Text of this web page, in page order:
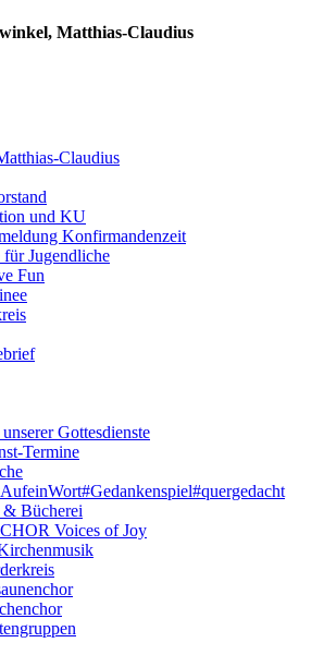
Matthias-Claudius
Claudius
und KU
Konfirmandenzeit
für Jugendliche
Fun
Gottesdienste
Termine
Bücherei
Voices of Joy